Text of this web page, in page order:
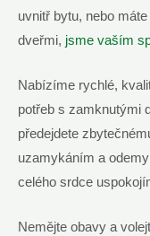
uvnitř bytu, nebo
dveřmi, jsme vaším
Nabízíme rychlé,
potřeb s zamknutými
předejdete
uzamykáním a
celého srdce
Nemějte obavy a